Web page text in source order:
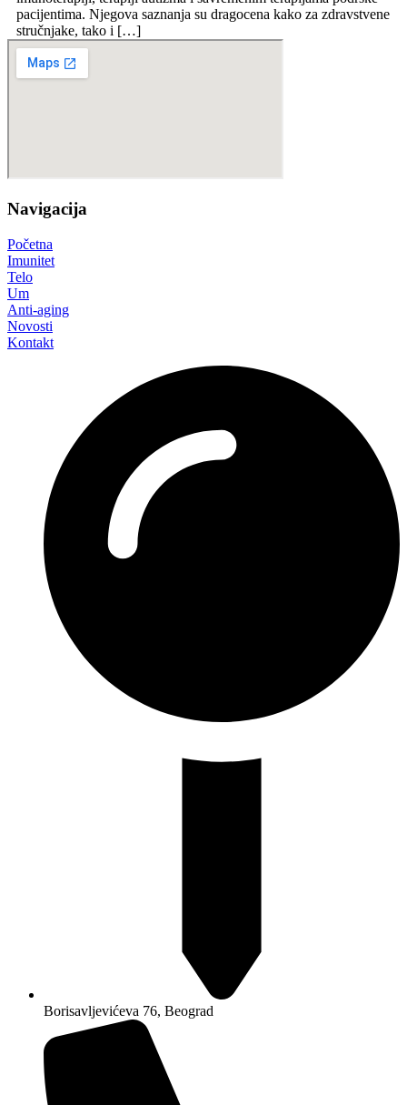
pacijentima. Njegova saznanja su dragocena kako za zdravstvene
stručnjake, tako i […]
Navigacija
Početna
Imunitet
Telo
Um
Anti-aging
Novosti
Kontakt
Borisavljevićeva 76, Beograd